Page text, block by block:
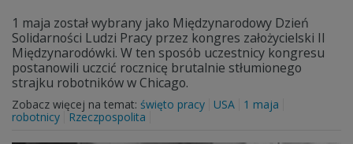
1 maja został wybrany jako Międzynarodowy Dzień
Solidarności Ludzi Pracy przez kongres założycielski II
Międzynarodówki. W ten sposób uczestnicy kongresu
postanowili uczcić rocznicę brutalnie stłumionego
strajku robotników w Chicago.
Zobacz więcej na temat: święto pracy USA
1 maja
robotnicy
Rzeczpospolita